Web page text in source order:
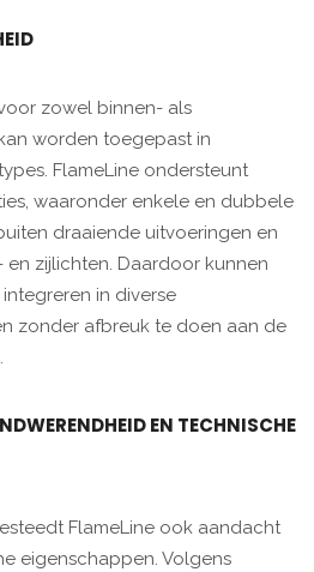
zowel binnen- als
worden toegepast in
FlameLine ondersteunt
waaronder enkele en dubbele
draaiende uitvoeringen en
zijlichten. Daardoor kunnen
in diverse
zonder afbreuk te doen aan de
EN TECHNISCHE
FlameLine ook aandacht
eigenschappen. Volgens